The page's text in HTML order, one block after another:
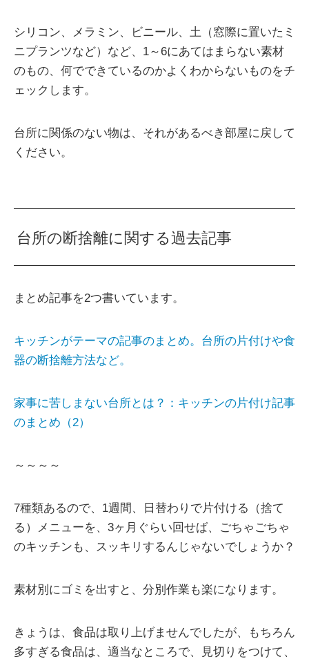
シリコン、メラミン、ビニール、土（窓際に置いたミ
ニプランツなど）など、1～6にあてはまらない素材
のもの、何でできているのかよくわからないものをチ
ェックします。
台所に関係のない物は、それがあるべき部屋に戻して
ください。
台所の断捨離に関する過去記事
まとめ記事を2つ書いています。
キッチンがテーマの記事のまとめ。台所の片付けや食
器の断捨離方法など。
家事に苦しまない台所とは？：キッチンの片付け記事
のまとめ（2）
～～～～
7種類あるので、1週間、日替わりで片付ける（捨て
る）メニューを、3ヶ月ぐらい回せば、ごちゃごちゃ
のキッチンも、スッキリするんじゃないでしょうか？
素材別にゴミを出すと、分別作業も楽になります。
きょうは、食品は取り上げませんでしたが、もちろん
多すぎる食品は、適当なところで、見切りをつけて、